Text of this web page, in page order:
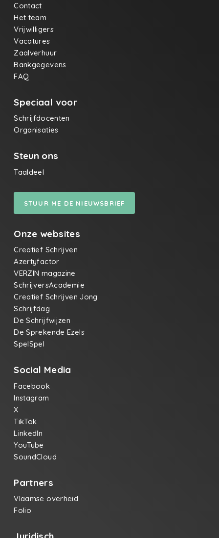
Contact
Het team
Vrijwilligers
Vacatures
Zaalverhuur
Bankgegevens
FAQ
Speciaal voor
Schrijfdocenten
Organisaties
Steun ons
Taaldeel
STUUR ME DE NIEUWSBRIEF
Onze websites
Creatief Schrijven
Azertyfactor
VERZIN magazine
SchrijversAcademie
Creatief Schrijven Jong
Schrijfdag
De Schrijfwijzen
De Sprekende Ezels
SpelSpel
Social Media
Facebook
Instagram
X
TikTok
LinkedIn
YouTube
SoundCloud
Partners
Vlaamse overheid
Folio